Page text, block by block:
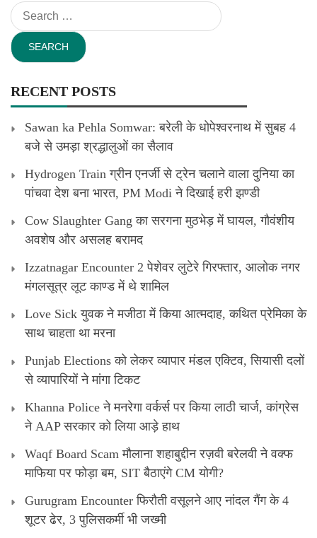
Search
for:
RECENT POSTS
Sawan ka Pehla Somwar: बरेली के धोपेश्वरनाथ में सुबह 4
बजे से उमड़ा श्रद्धालुओं का सैलाव
Hydrogen Train ग्रीन एनर्जी से ट्रेन चलाने वाला दुनिया का
पांचवा देश बना भारत, PM Modi ने दिखाई हरी झण्डी
Cow Slaughter Gang का सरगना मुठभेड़ में घायल, गौवंशीय
अवशेष और असलह बरामद
Izzatnagar Encounter 2 पेशेवर लुटेरे गिरफ्तार, आलोक नगर
मंगलसूत्र लूट काण्‍ड में थे शामिल
Love Sick युवक ने मजीठा में किया आत्मदाह, कथित प्रेमिका के
साथ चाहता था मरना
Punjab Elections को लेकर व्यापार मंडल एक्टिव, सियासी दलों
से व्यापारियों ने मांगा टिकट
Khanna Police ने मनरेगा वर्कर्स पर किया लाठी चार्ज, कांग्रेस
ने AAP सरकार को लिया आड़े हाथ
Waqf Board Scam मौलाना शहाबुद्दीन रज़वी बरेलवी ने वक्फ
माफिया पर फोड़ा बम, SIT बैठाएंगे CM योगी?
Gurugram Encounter फिरौती वसूलने आए नांदल गैंग के 4
शूटर ढेर, 3 पुलिसकर्मी भी जख्मी